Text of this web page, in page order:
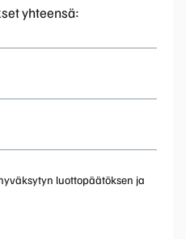
yhteensä:
luottopäätöksen ja